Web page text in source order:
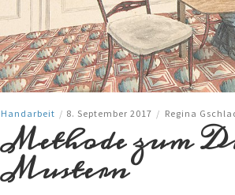
Handarbeit / 8. September 2017 / Regina
Methode zum
Mustern